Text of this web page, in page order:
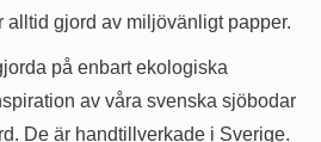
alltid gjord av miljövänligt papper.
på enbart ekologiska
av våra svenska sjöbodar
De är handtillverkade i Sverige.